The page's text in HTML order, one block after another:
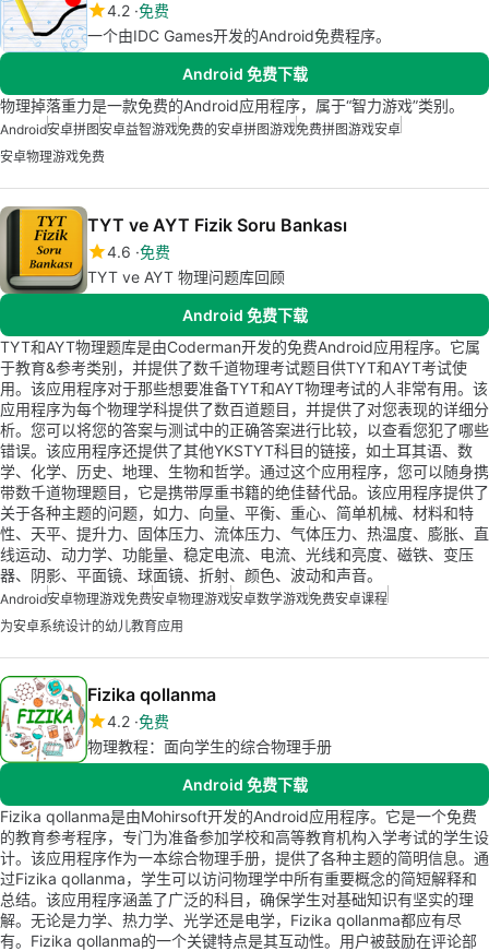
4.2 免费
一个由IDC Games开发的Android免费程序。
Android 免费下载
物理掉落重力是一款免费的Android应用程序，属于“智力游戏”类别。
Android安卓拼图安卓益智游戏免费的安卓拼图游戏免费拼图游戏安卓
安卓物理游戏免费
TYT ve AYT Fizik Soru Bankası
4.6 免费
TYT ve AYT 物理问题库回顾
Android 免费下载
TYT和AYT物理题库是由Coderman开发的免费Android应用程序。它属
于教育&参考类别，并提供了数千道物理考试题目供TYT和AYT考试使
用。该应用程序对于那些想要准备TYT和AYT物理考试的人非常有用。该
应用程序为每个物理学科提供了数百道题目，并提供了对您表现的详细分
析。您可以将您的答案与测试中的正确答案进行比较，以查看您犯了哪些
错误。该应用程序还提供了其他YKSTYT科目的链接，如土耳其语、数
学、化学、历史、地理、生物和哲学。通过这个应用程序，您可以随身携
带数千道物理题目，它是携带厚重书籍的绝佳替代品。该应用程序提供了
关于各种主题的问题，如力、向量、平衡、重心、简单机械、材料和特
性、天平、提升力、固体压力、流体压力、气体压力、热温度、膨胀、直
线运动、动力学、功能量、稳定电流、电流、光线和亮度、磁铁、变压
器、阴影、平面镜、球面镜、折射、颜色、波动和声音。
Android安卓物理游戏免费安卓物理游戏安卓数学游戏免费安卓课程
为安卓系统设计的幼儿教育应用
Fizika qollanma
4.2 免费
物理教程：面向学生的综合物理手册
Android 免费下载
Fizika qollanma是由Mohirsoft开发的Android应用程序。它是一个免费
的教育参考程序，专门为准备参加学校和高等教育机构入学考试的学生设
计。该应用程序作为一本综合物理手册，提供了各种主题的简明信息。通
过Fizika qollanma，学生可以访问物理学中所有重要概念的简短解释和
总结。该应用程序涵盖了广泛的科目，确保学生对基础知识有坚实的理
解。无论是力学、热力学、光学还是电学，Fizika qollanma都应有尽
有。Fizika qollanma的一个关键特点是其互动性。用户被鼓励在评论部